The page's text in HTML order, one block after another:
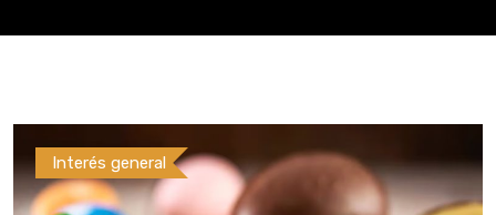
Interés general